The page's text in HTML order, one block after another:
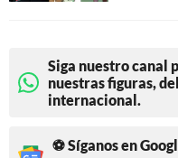
Siga nuestro canal
nuestras figuras,
internacional.
⚽ Síganos en